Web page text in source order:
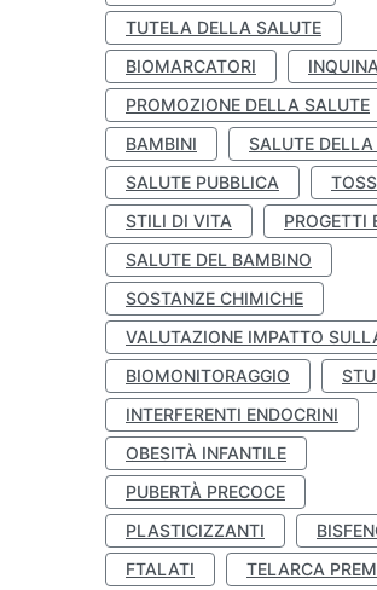
TUTELA DELLA SALUTE
BIOMARCATORI
PROMOZIONE DELLA SALUTE
BAMBINI
SALUTE
SALUTE PUBBLICA
STILI DI VITA
PROGETTI
SALUTE DEL BAMBINO
SOSTANZE CHIMICHE
VALUTAZIONE IMPATTO
BIOMONITORAGGIO
INTERFERENTI ENDOCRINI
OBESITÀ INFANTILE
PUBERTÀ PRECOCE
PLASTICIZZANTI
FTALATI
TELARCA